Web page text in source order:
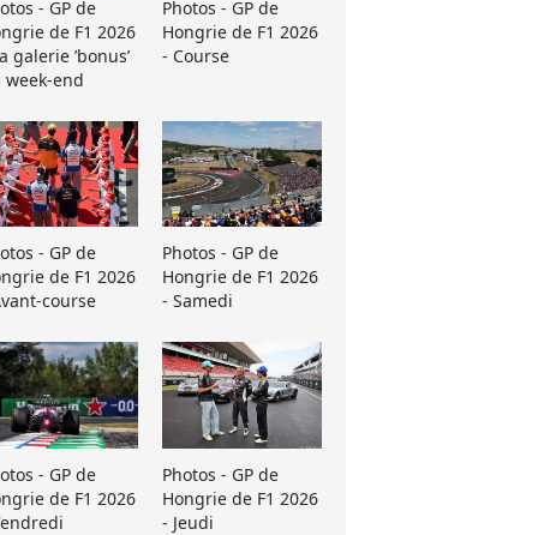
- GP de
de F1 2026
galerie ’bonus’
week-end
Photos - GP de
Hongrie de F1 2026
- Course
- GP de
de F1 2026
course
Photos - GP de
Hongrie de F1 2026
- Samedi
- GP de
de F1 2026
Photos - GP de
Hongrie de F1 2026
- Jeudi